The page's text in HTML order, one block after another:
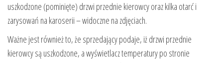
uszkodzone (pominięte) drzwi przednie kierowcy oraz kilka otarć i
zarysowań na karoserii – widoczne na zdjęciach.
Ważne jest również to, że sprzedający podaje, iż drzwi przednie
kierowcy są uszkodzone, a wyświetlacz temperatury po stronie